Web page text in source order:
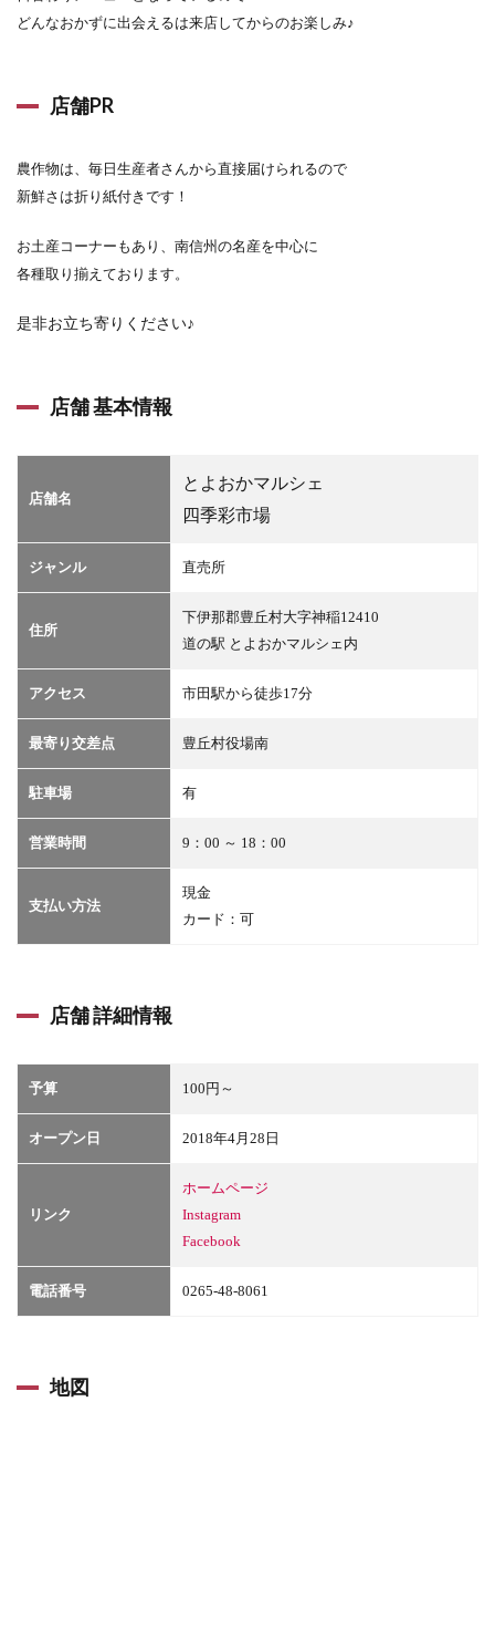
どんなおかずに出会えるは来店してからのお楽しみ♪
店舗PR
農作物は、毎日生産者さんから直接届けられるので
新鮮さは折り紙付きです！
お土産コーナーもあり、南信州の名産を中心に
各種取り揃えております。
是非お立ち寄りください♪
店舗 基本情報
店舗名
とよおかマルシェ
四季彩市場
ジャンル 直売所
住所
下伊那郡豊丘村大字神稲12410
道の駅 とよおかマルシェ内
アクセス 市田駅から徒歩17分
最寄り交差点 豊丘村役場南
駐車場 有
営業時間 9：00 ～ 18：00
支払い方法
現金
カード：可
店舗 詳細情報
予算 100円～
オープン日 2018年4月28日
リンク
ホームページ
Instagram
Facebook
電話番号 0265-48‐8061
地図